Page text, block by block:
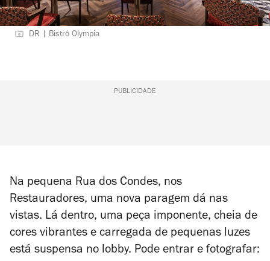
DR | Bistrô Olympia
PUBLICIDADE
Na pequena Rua dos Condes, nos
Restauradores, uma nova paragem dá nas
vistas. Lá dentro, uma peça imponente, cheia de
cores vibrantes e carregada de pequenas luzes
está suspensa no lobby. Pode entrar e fotografar: